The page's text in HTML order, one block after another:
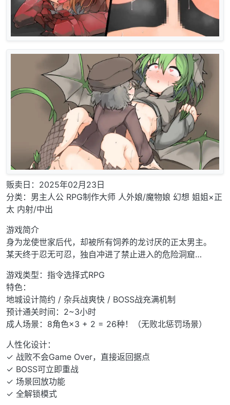
贩卖日：2025年02月23日
分类：男主人公 RPG制作大师 人外娘/魔物娘 幻想 姐姐×正
太 内射/中出
游戏简介
身为龙使世家后代，却被所有饲养的龙讨厌的正太男主。
某天终于忍无可忍，独自冲进了禁止进入的危险洞窟…
游戏类型：指令选择式RPG
特色：
地城设计简约 / 杂兵战爽快 / BOSS战充满机制
预计通关时间：2~3小时
成人场景：8角色×3 + 2 = 26种！（无败北惩罚场景）
人性化设计：
✓ 战败不会Game Over，直接返回据点
✓ BOSS可立即重战
✓ 场景回放功能
✓ 全解锁模式